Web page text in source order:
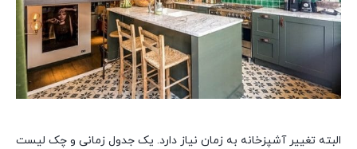
البته تغییر آشپزخانه به زمان نیاز دارد. یک جدول زمانی و چک لیست